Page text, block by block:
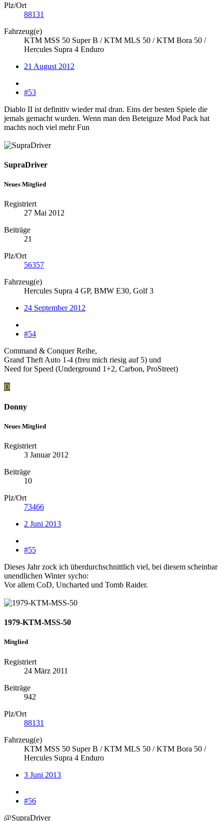
Plz/Ort
88131
Fahrzeug(e)
KTM MSS 50 Super B / KTM MLS 50 / KTM Bora 50 /
Hercules Supra 4 Enduro
21 August 2012
#53
Diablo II ist definitiv wieder mal dran. Eins der besten Spiele die
jemals gemacht wurden. Wenn man den Beteiguze Mod Pack hat
machts noch viel mehr Fun
SupraDriver
Neues Mitglied
Registriert
27 Mai 2012
Beiträge
21
Plz/Ort
56357
Fahrzeug(e)
Hercules Supra 4 GP, BMW E30, Golf 3
24 September 2012
#54
Command & Conquer Reihe,
Grand Theft Auto 1-4 (freu mich riesig auf 5) und
Need for Speed (Underground 1+2, Carbon, ProStreet)
D
Donny
Neues Mitglied
Registriert
3 Januar 2012
Beiträge
10
Plz/Ort
73466
2 Juni 2013
#55
Dieses Jahr zock ich überdurchschnittlich viel, bei diesem scheinbar
unendlichen Winter sycho:
Vor allem CoD, Uncharted und Tomb Raider.
1979-KTM-MSS-50
Mitglied
Registriert
24 März 2011
Beiträge
942
Plz/Ort
88131
Fahrzeug(e)
KTM MSS 50 Super B / KTM MLS 50 / KTM Bora 50 /
Hercules Supra 4 Enduro
3 Juni 2013
#56
@SupraDriver